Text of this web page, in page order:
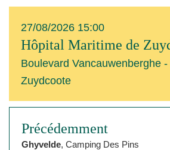
27/08/2026 15:00
Hôpital Maritime de
Boulevard Vancauwenberghe
Zuydcoote
Précédemment
Ghyvelde, Camping Des Pins